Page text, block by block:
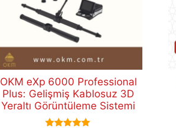
OKM eXp 6000 Professional
Plus: Gelişmiş Kablosuz 3D
Yeraltı Görüntüleme Sistemi